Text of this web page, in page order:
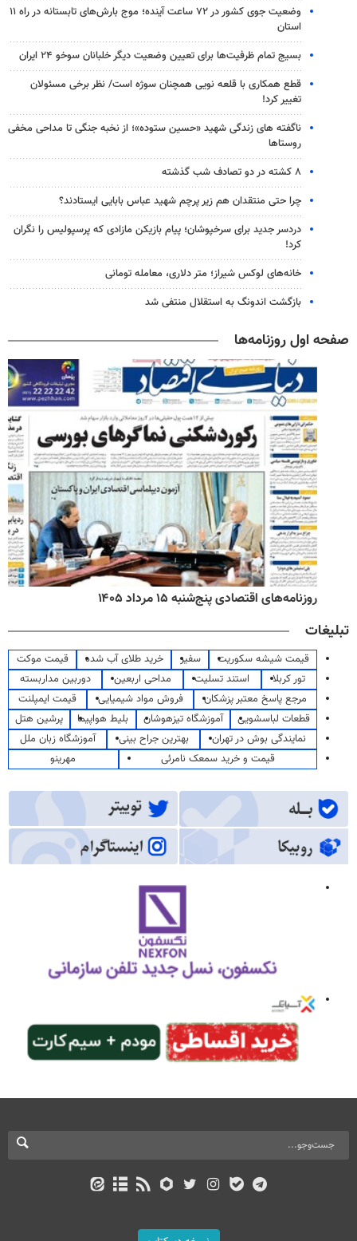
وضعیت جوی کشور در ۷۲ ساعت آینده؛ موج بارش‌های تابستانه در راه ۱۱
استان
بسیج تمام ظرفیت‌ها برای تعیین وضعیت دیگر خلبانان سوخو ۲۴ ایران
قطع همکاری با قلعه نویی همچنان سوژه است/ نظر برخی مسئولان
تغییر کرد!
ناگفته های زندگی شهید «حسین ستوده»؛ از نخبه جنگی تا مداحی مخفی
روستاها
۸ کشته در دو تصادف شب گذشته
چرا حتی منتقدان هم زیر پرچم شهید عباس بابایی ایستادند؟
دردسر جدید برای سرخپوشان؛ پیام بازیکن مازادی که پرسپولیس را نگران
کرد!
خانه‌های لوکس شیراز؛ متر دلاری، معامله تومانی
بازگشت اندونگ به استقلال منتفی شد
صفحه اول روزنامه‌ها
روزنامه‌های اقتصادی پنج‌شنبه ۱۵ مرداد ۱۴۰۵
تبلیغات
قیمت شیشه سکوریت سفیر خرید طلای آب شده
قیمت موکت
تور کربلا
استند تسلیت مداحی اربعین
دوربین مداربسته
مرجع پاسخ معتبر پزشکان
فروش مواد شیمیایی
قیمت ایمپلنت
قطعات لباسشویی
آموزشگاه تیزهوشان بلیط هواپیما
پرشین هتل
نمایندگی بوش در تهران
بهترین جراح بینی
آموزشگاه زبان ملل
قیمت و خرید سمعک نامرئی
مهرینو